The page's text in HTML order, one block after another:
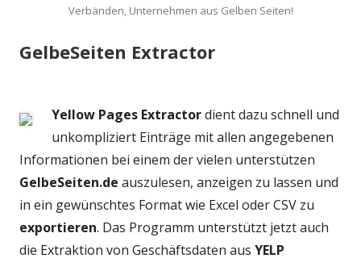
Verbänden, Unternehmen aus Gelben Seiten!
GelbeSeiten Extractor
Yellow Pages Extractordient dazu schnell und
unkompliziert Einträge mit allen angegebenen
Informationen bei einem der vielen unterstützen
GelbeSeiten.de auszulesen, anzeigen zu lassen und
in ein gewünschtes Format wie Excel oder CSV zu
exportieren. Das Programm unterstützt jetzt auch
die Extraktion von Geschäftsdaten aus YELP